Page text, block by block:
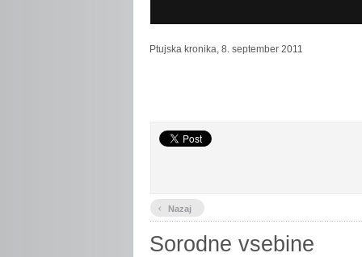
Ptujskakronika, 8. september 2011
‹ Nazaj
Sorodne vsebine